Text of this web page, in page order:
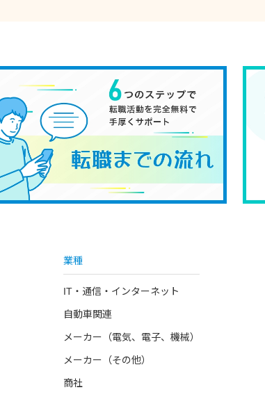
業種
IT・通信・インターネット
自動車関連
メーカー（電気、電子、機械）
メーカー（その他）
商社